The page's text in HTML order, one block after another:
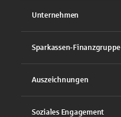
Unternehmen
Sparkassen-Finanzgruppe
Auszeichnungen
Soziales Engagement